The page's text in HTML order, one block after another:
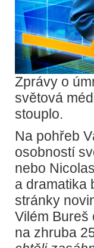
Zprávy o
světová
stouplo.
Na pohřeb
osobností
nebo
a dramatika
stránky
Vilém Bureš
na zhruba